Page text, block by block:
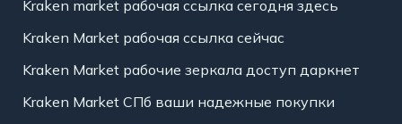
Kraken market рабочая ссылка сегодня здесь
Kraken Market рабочая ссылка сейчас
Kraken Market рабочие зеркала доступ даркнет
Kraken Market СПб ваши надежные покупки